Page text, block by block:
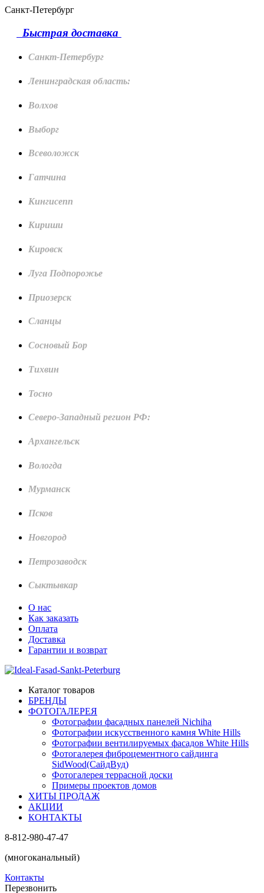
Санкт-Петербург
Быстрая доставка
Санкт-Петербург
Ленинградская область:
Волхов
Выборг
Всеволожск
Гатчина
Кингисепп
Кириши
Кировск
Луга Подпорожье
Приозерск
Сланцы
Сосновый Бор
Тихвин
Тосно
Северо-Западный регион РФ:
Архангельск
Вологда
Мурманск
Псков
Новгород
Петрозаводск
Сыктывкар
О нас
Как заказать
Оплата
Доставка
Гарантии и возврат
Каталог товаров
БРЕНДЫ
ФОТОГАЛЕРЕЯ
Фотографии фасадных панелей Nichiha
Фотографии искусственного камня White Hills
Фотографии вентилируемых фасадов White Hills
Фотогалерея фиброцементного сайдинга
SidWood(СайдВуд)
Фотогалерея террасной доски
Примеры проектов домов
ХИТЫ ПРОДАЖ
АКЦИИ
КОНТАКТЫ
8-812-980-47-47
(многоканальный)
Контакты
Перезвонить